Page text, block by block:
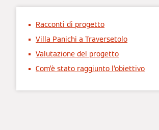
Racconti di progetto
Villa Panichi a Traversetolo
Valutazione del progetto
Com’è stato raggiunto l’obiettivo